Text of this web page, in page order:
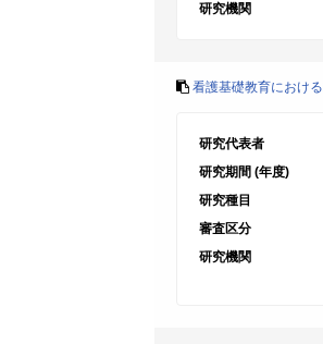
研究機関
看護基礎教育におけ
研究代表者
研究期間 (年度)
研究種目
審査区分
研究機関